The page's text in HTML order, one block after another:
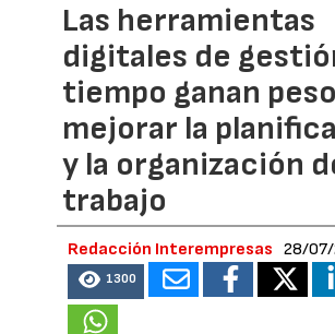
Las herramientas
digitales de
tiempo ganan
mejorar la
y la organización
trabajo
Redacción Interempresas 28/
1300